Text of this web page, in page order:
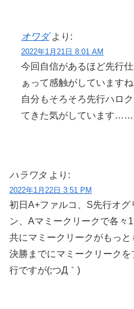
オワダ より:
2022年1月21日 8:01 AM
今回自信があるほど先行
ぁって感触がしていますね
自分もそろそろ先行ハロ
てきた気がしています……
ハラワタ より:
2022年1月22日 3:51 PM
初日A+ファルコ、S先行オグ
ン、Aマミークリークで各々
共にマミークリークがもっ
決勝までにマミークリーク
行ですが(;つД｀)